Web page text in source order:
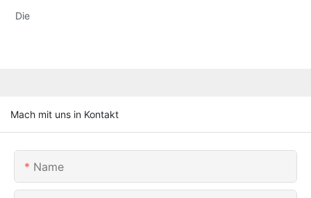
Die
Mach mit uns in Kontakt
Name